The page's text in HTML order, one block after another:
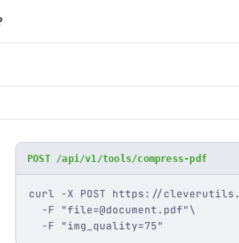
POST /api/v1/tools/compress-pdf
curl -X POST https://
  -F "
file=@document.pdf"\
  -F "img_quality=75"